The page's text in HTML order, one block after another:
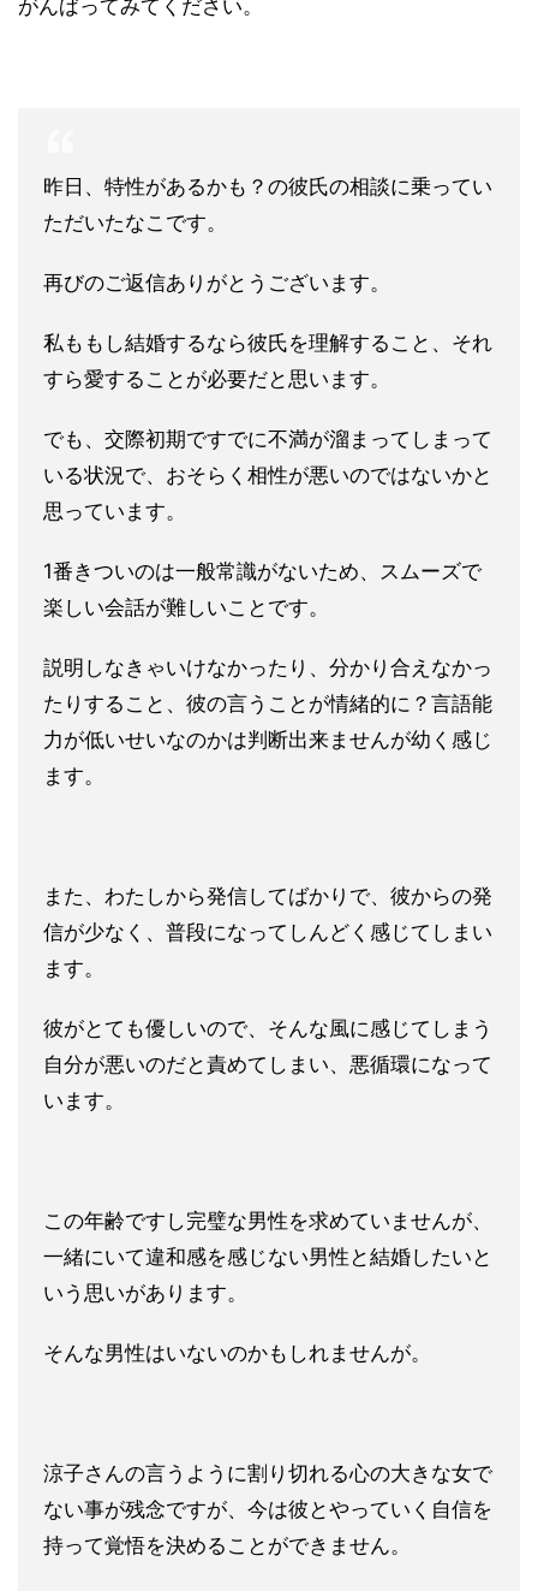
がんばってみてください。
昨日、特性があるかも？の彼氏の相談に乗ってい
ただいたなこです。
再びのご返信ありがとうございます。
私ももし結婚するなら彼氏を理解すること、それ
すら愛することが必要だと思います。
でも、交際初期ですでに不満が溜まってしまって
いる状況で、おそらく相性が悪いのではないかと
思っています。
1番きついのは一般常識がないため、スムーズで
楽しい会話が難しいことです。
説明しなきゃいけなかったり、分かり合えなかっ
たりすること、彼の言うことが情緒的に？言語能
力が低いせいなのかは判断出来ませんが幼く感じ
ます。
また、わたしから発信してばかりで、彼からの発
信が少なく、普段になってしんどく感じてしまい
ます。
彼がとても優しいので、そんな風に感じてしまう
自分が悪いのだと責めてしまい、悪循環になって
います。
この年齢ですし完璧な男性を求めていませんが、
一緒にいて違和感を感じない男性と結婚したいと
いう思いがありま す。
そんな男性はいないのかもしれませんが。
涼子さんの言うように割り切れる心の大きな女で
ない事が残念ですが、今は彼とやっていく自信を
持って覚悟を決めることができません。